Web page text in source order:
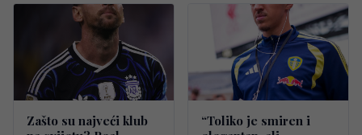
Zašto su najveći klub
“Toliko je smiren i